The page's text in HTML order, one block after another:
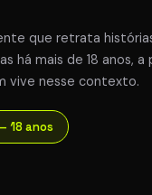
que retrata
há mais de 18 anos, a
vive nesse contexto.
18 anos